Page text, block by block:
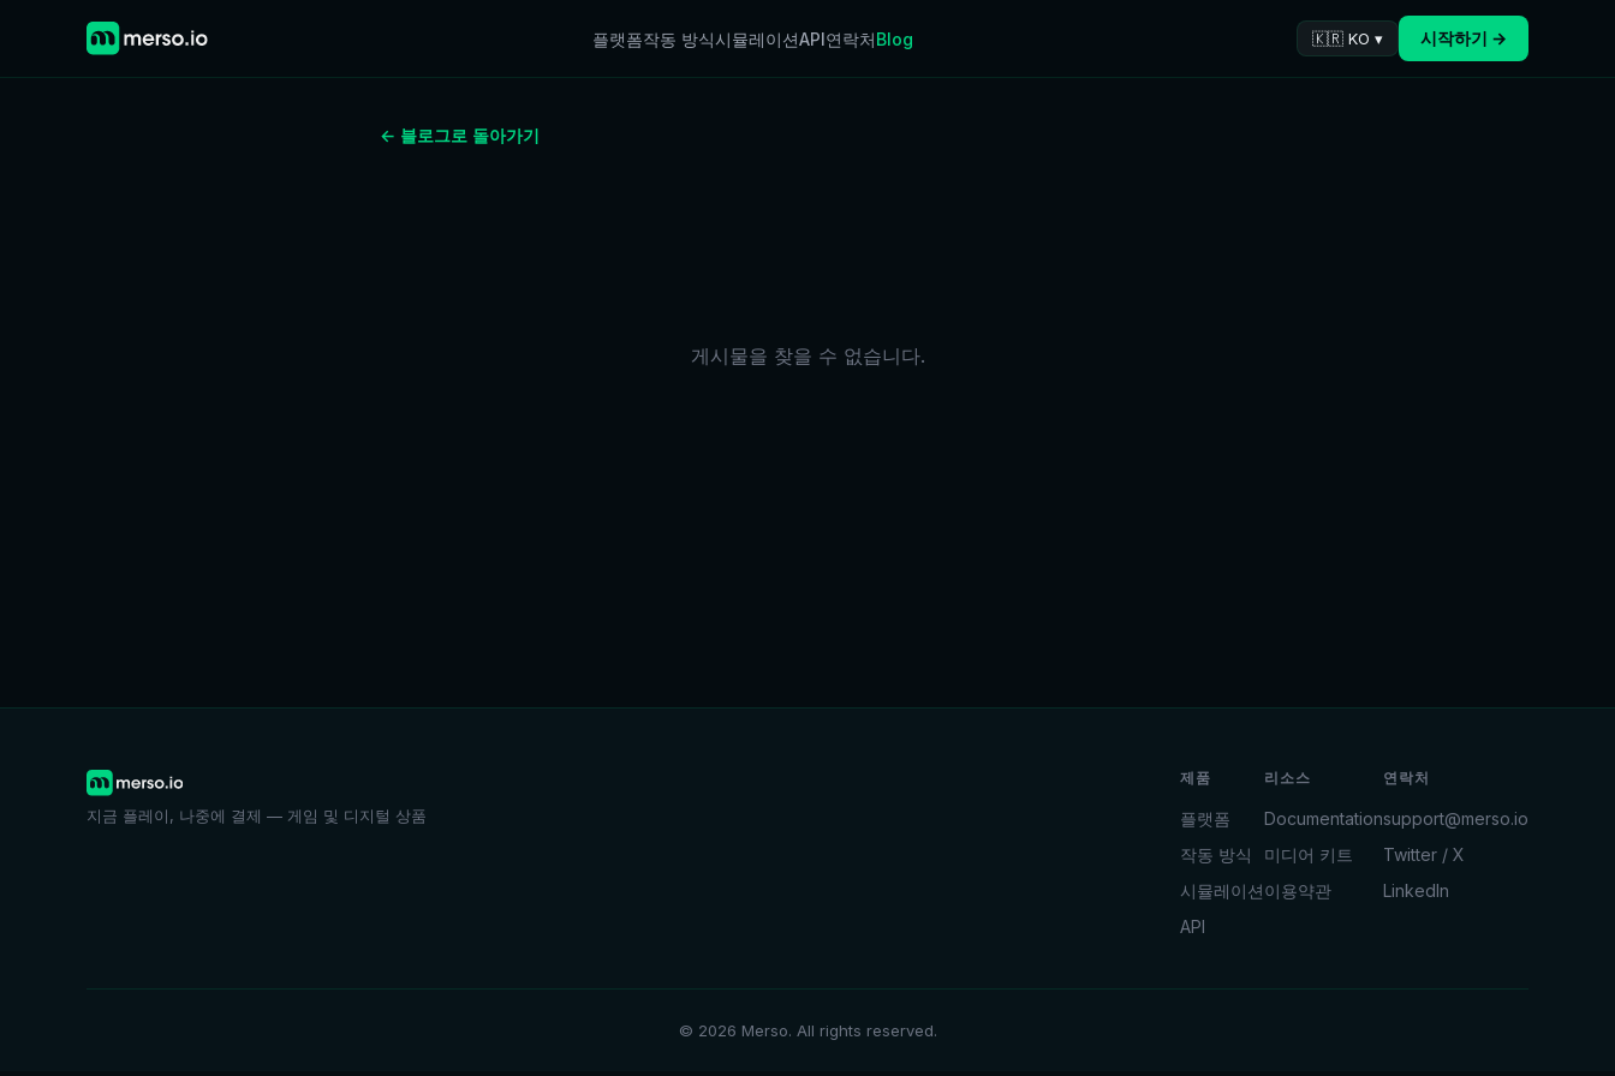
플랫폼작동 방식시뮬레이션API연락처Blog 🇰🇷 KO ▾ 시작하기 →
← 블로그로 돌아가기
게시물을 찾을 수 없습니다.
지금 플레이, 나중에 결제 — 게임 및 디지털 상품
제품
플랫폼
작동 방식
시뮬레이션
API
리소스
Documentation
미디어 키트
이용약관
연락처
support@merso.io
Twitter / X
LinkedIn
© 2026 Merso. All rights reserved.